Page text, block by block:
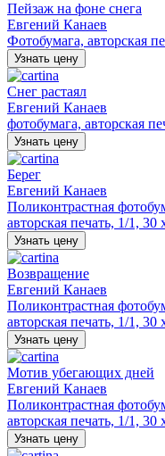
Пейзаж на фоне снега
Евгений Канаев
Фотобумага, авторская
Узнать цену
Снег растаял
Евгений Канаев
фотобумага, авторская
Узнать цену
Берег
Евгений Канаев
Поликонтрастная
авторская печать, 1/1, 30
Узнать цену
Возвращение
Евгений Канаев
Поликонтрастная
авторская печать, 1/1, 30
Узнать цену
Мотив убегающих дней
Евгений Канаев
Поликонтрастная
авторская печать, 1/1, 30
Узнать цену